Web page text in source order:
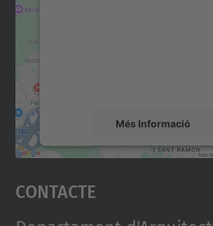
Més Informació
Accepta
powered by
Contacte